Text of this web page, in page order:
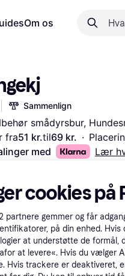
Om os
Sammenlign
smådyrsbur,
fra51 kr.til69 kr. ·
med
Lær
cookies på
partnere gemmer og får
på din enhed.
at understøtte de formål,
at levere«. Hvis du vælger
Hvis trackere er deaktiveret,